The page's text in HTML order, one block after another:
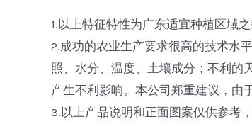
1.以上特征特性为广东适宜种植区域
2.成功的农业生产要求很高的技术水
照、水分、温度、土壤成分；不利的
产生不利影响。本公司郑重建议，由
3.以上产品说明和正面图案仅供参考